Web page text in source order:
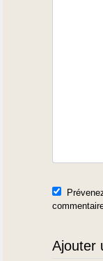
Ajouter